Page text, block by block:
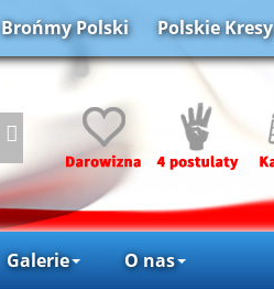
Brońmy Polski Polskie Kresy
Galerie O nas